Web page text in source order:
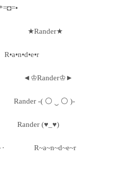
★Rander★
R•a•n•d•e•r
◄♔Rander♔►
Rander -( ⚪ ‿ ⚪ )-
Rander (♥_♥)
·٠•● ☆ Rander ☆●•٠· R~a~n~d~e~r